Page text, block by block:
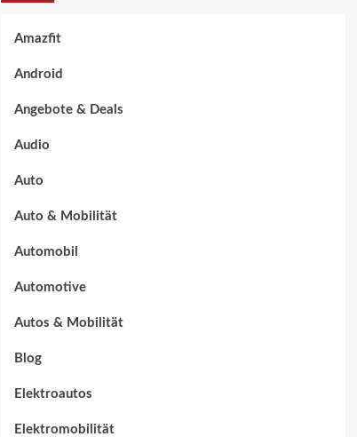
Amazfit
Android
Angebote & Deals
Audio
Auto
Auto & Mobilität
Automobil
Automotive
Autos & Mobilität
Blog
Elektroautos
Elektromobilität